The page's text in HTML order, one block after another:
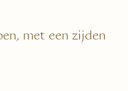
met een zijden